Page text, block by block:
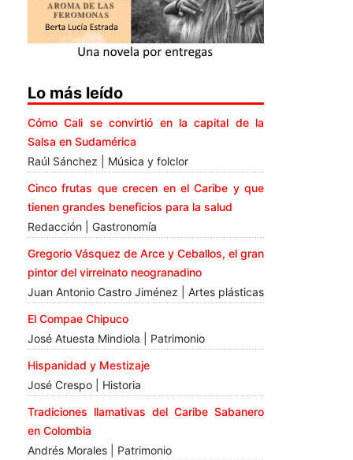
Lo más leído
Cómo Cali se convirtió en la capital de la
Salsa en Sudamérica
Raúl Sánchez | Música y folclor
Cinco frutas que crecen en el Caribe y que
tienen grandes beneficios para la salud
Redacción | Gastronomía
Gregorio Vásquez de Arce y Ceballos, el gran
pintor del virreinato neogranadino
Juan Antonio Castro Jiménez | Artes plásticas
El Compae Chipuco
José Atuesta Mindiola | Patrimonio
Hispanidad y Mestizaje
José Crespo | Historia
Tradiciones llamativas del Caribe Sabanero
en Colombia
Andrés Morales | Patrimonio